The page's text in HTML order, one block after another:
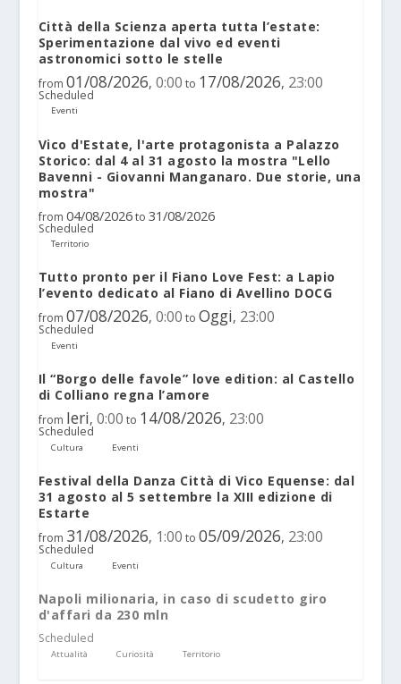
Città della Scienza aperta tutta l’estate:
Sperimentazione dal vivo ed eventi
astronomici sotto le stelle
from 01/08/2026, 0:00 to 17/08/2026, 23:00
Scheduled
Eventi
Vico d'Estate, l'arte protagonista a Palazzo
Storico: dal 4 al 31 agosto la mostra "Lello
Bavenni - Giovanni Manganaro. Due storie, una
mostra"
from 04/08/2026 to 31/08/2026
Scheduled
Territorio
Tutto pronto per il Fiano Love Fest: a Lapio
l’evento dedicato al Fiano di Avellino DOCG
from 07/08/2026, 0:00 to Oggi, 23:00
Scheduled
Eventi
Il “Borgo delle favole” love edition: al Castello
di Colliano regna l’amore
from Ieri, 0:00 to 14/08/2026, 23:00
Scheduled
Cultura Eventi
Festival della Danza Città di Vico Equense: dal
31 agosto al 5 settembre la XIII edizione di
Estarte
from 31/08/2026, 1:00 to 05/09/2026, 23:00
Scheduled
Cultura Eventi
Napoli milionaria, in caso di scudetto giro
d'affari da 230 mln
Scheduled
Attualità Curiosità Territorio